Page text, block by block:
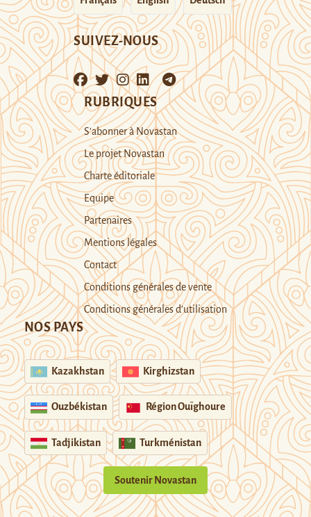
SUIVEZ-NOUS
RUBRIQUES
S’abonner à Novastan
Le projet Novastan
Charte éditoriale
Equipe
Partenaires
Mentions légales
Contact
Conditions générales de vente
Conditions générales d’utilisation
NOS PAYS
Kazakhstan Kirghizstan
Ouzbékistan Région Ouïghoure
Tadjikistan Turkménistan
Soutenir Novastan